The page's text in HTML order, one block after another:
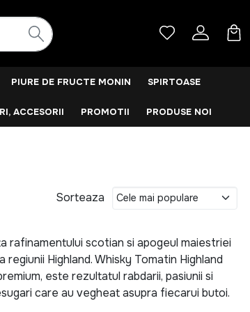
PIURE DE FRUCTE MONIN SPIRTOASE
ACCESORII PROMOTII PRODUSE NOI
Sorteaza
rafinamentului scotian si apogeul maiestriei
Highland. Whisky Tomatin Highland
este rezultatul rabdarii, pasiunii si
care au vegheat asupra fiecarui butoi.